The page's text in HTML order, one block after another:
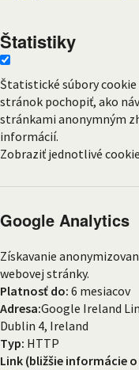
Štatistiky
Štatistické súbory
stránok pochopiť, ako
stránkami anonymným
informácií.
Zobraziť jednotlivé
Google Analytics
Získavanie
webovej stránky.
Platnosť do: 6 mesiacov
Adresa:Google Ireland
Dublin 4, Ireland
Typ: HTTP
Link (bližšie informácie